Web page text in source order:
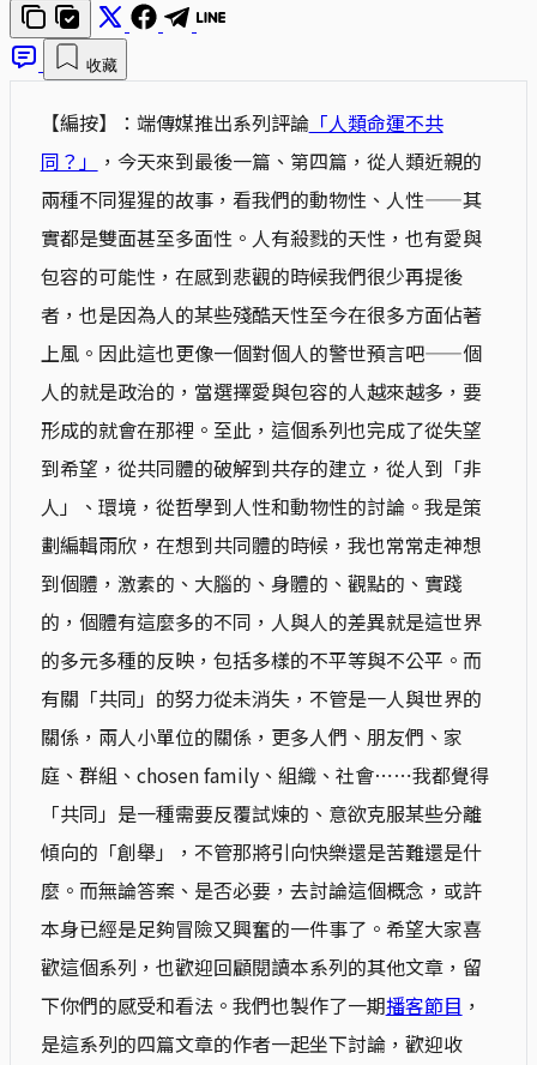
收藏
【編按】：端傳媒推出系列評論「人類命運不共
同？」
，今天來到最後一篇、第四篇，從人類近親的
兩種不同猩猩的故事，看我們的動物性、人性——其
實都是雙面甚至多面性。人有殺戮的天性，也有愛與
包容的可能性，在感到悲觀的時候我們很少再提後
者，也是因為人的某些殘酷天性至今在很多方面佔著
上風。因此這也更像一個對個人的警世預言吧——個
人的就是政治的，當選擇愛與包容的人越來越多，要
形成的就會在那裡。至此，這個系列也完成了從失望
到希望，從共同體的破解到共存的建立，從人到「非
人」、環境，從哲學到人性和動物性的討論。我是策
劃編輯雨欣，在想到共同體的時候，我也常常走神想
到個體，激素的、大腦的、身體的、觀點的、實踐
的，個體有這麼多的不同，人與人的差異就是這世界
的多元多種的反映，包括多樣的不平等與不公平。而
有關「共同」的努力從未消失，不管是一人與世界的
關係，兩人小單位的關係，更多人們、朋友們、家
庭、群組、chosen family、組織、社會⋯⋯我都覺得
「共同」是一種需要反覆試煉的、意欲克服某些分離
傾向的「創舉」，不管那將引向快樂還是苦難還是什
麼。而無論答案、是否必要，去討論這個概念，或許
本身已經是足夠冒險又興奮的一件事了。希望大家喜
歡這個系列，也歡迎回顧閱讀本系列的其他文章，留
下你們的感受和看法。我們也製作了一期播客節目 ，
是這系列的四篇文章的作者一起坐下討論，歡迎收